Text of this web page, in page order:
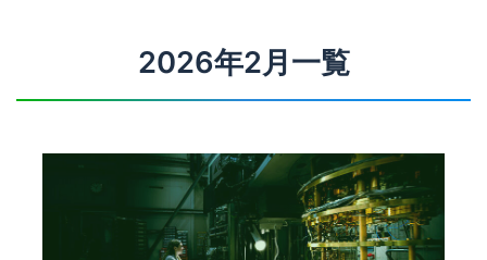
2026年2月一覧